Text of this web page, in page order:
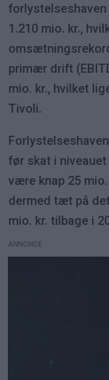
1.210 mio. kr.,
primær drift
mio. kr., hvilket
Tivoli.
før skat i
være knap 25
dermed tæt på
mio. kr. tilbage i
ANNONCE